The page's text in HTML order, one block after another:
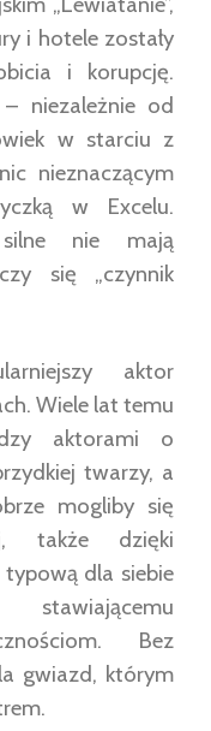
i hotele zostały
i korupcję.
niezależnie od
w starciu z
nieznaczącym
w Excelu.
silne nie mają
się „czynnik
aktor
Wiele lat temu
aktorami o
twarzy, a
mogliby się
także dzięki
typową dla siebie
Bez
gwiazd, którym